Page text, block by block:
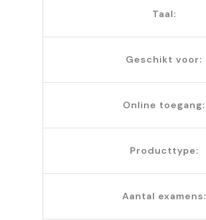
Taal:
Geschikt voor:
Online toegang:
Producttype:
Aantal examens: